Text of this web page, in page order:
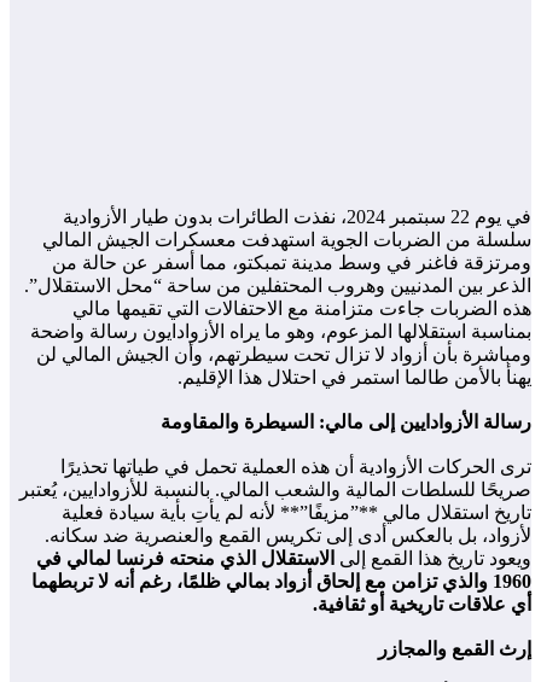
في يوم 22 سبتمبر 2024، نفذت الطائرات بدون طيار الأزوادية
سلسلة من الضربات الجوية استهدفت معسكرات الجيش المالي
ومرتزقة فاغنر في وسط مدينة تمبكتو، مما أسفر عن حالة من
الذعر بين المدنيين وهروب المحتفلين من ساحة “محل الاستقلال”.
هذه الضربات جاءت متزامنة مع الاحتفالات التي تقيمها مالي
بمناسبة استقلالها المزعوم، وهو ما يراه الأزوادايون رسالة واضحة
ومباشرة بأن أزواد لا تزال تحت سيطرتهم، وأن الجيش المالي لن
يهنأ بالأمن طالما استمر في احتلال هذا الإقليم.
رسالة الأزوادايين إلى مالي: السيطرة والمقاومة
ترى الحركات الأزوادية أن هذه العملية تحمل في طياتها تحذيرًا
صريحًا للسلطات المالية والشعب المالي. بالنسبة للأزوادايين، يُعتبر
تاريخ استقلال مالي **”مزيفًا”** لأنه لم يأتِ بأية سيادة فعلية
لأزواد، بل بالعكس أدى إلى تكريس القمع والعنصرية ضد سكانه.
ويعود تاريخ هذا القمع إلى الاستقلال الذي منحته فرنسا لمالي في
1960 والذي تزامن مع إلحاق أزواد بمالي ظلمًا، رغم أنه لا تربطهما
أي علاقات تاريخية أو ثقافية.
إرث القمع والمجازر